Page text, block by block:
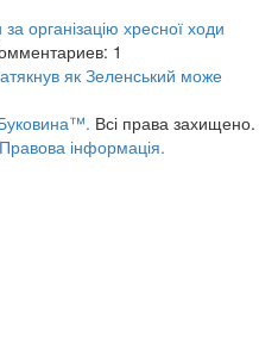
організацію хресної ходи
1
як Зеленський може
Всі права захищено.
Правова інформація.